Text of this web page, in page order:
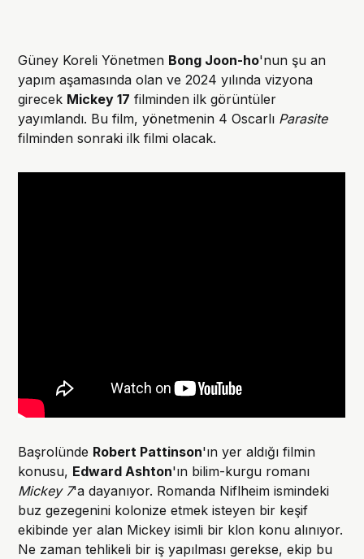
Güney Koreli Yönetmen Bong Joon-ho'nun şu an
yapım aşamasında olan ve 2024 yılında vizyona
girecek Mickey 17 filminden ilk görüntüler
yayımlandı. Bu film, yönetmenin 4 Oscarlı Parasite
filminden sonraki ilk filmi olacak.
Başrolünde Robert Pattinson'ın yer aldığı filmin
konusu, Edward Ashton'ın bilim-kurgu romanı
Mickey 7'a dayanıyor. Romanda Niflheim ismindeki
buz gezegenini kolonize etmek isteyen bir keşif
ekibinde yer alan Mickey isimli bir klon konu alınıyor.
Ne zaman tehlikeli bir iş yapılması gerekse, ekip bu